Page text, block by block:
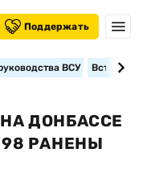
Поддержать
ВСУ
ДОНБАССЕ
РАНЕНЫ